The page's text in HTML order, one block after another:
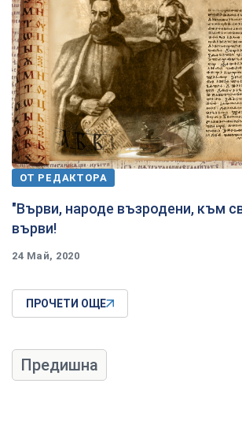
ОТ РЕДАКТОРА
"Върви, народе възродени, към
върви!
24 Май, 2020
ПРОЧЕТИ ОЩЕ
Предишна